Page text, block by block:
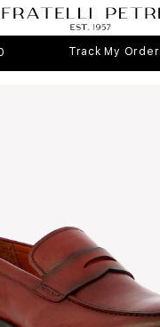
Track My Order